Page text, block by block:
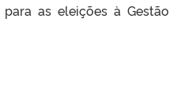
as eleições à Gestão